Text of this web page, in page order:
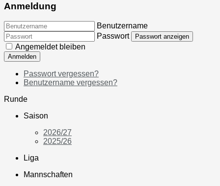
Anmeldung
Benutzername
Passwort
Passwort anzeigen
Angemeldet bleiben
Anmelden
Passwort vergessen?
Benutzername vergessen?
Runde
Saison
2026/27
2025/26
Liga
Mannschaften